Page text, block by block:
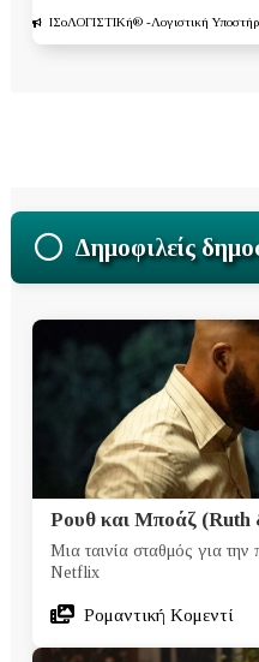
ΙΣοΛΟΓΙΣΤΙΚή® -Λογιστική
Δημοφιλείς
Ρουθ και Μποάζ (Ruth
Μια ταινία σταθμός για
Netflix
Ρομαντική Κομεντί